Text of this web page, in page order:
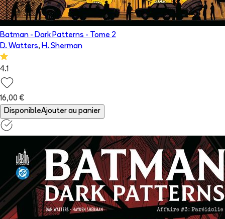
Batman - Dark Patterns - Tome 2
D. Watters, H. Sherman
4.1
16,00 €
DisponibleAjouter au panier